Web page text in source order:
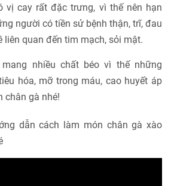
vị cay rất đặc trưng, vì thế nên hạn
người có tiền sử bệnh thận, trĩ, đau
liên quan đến tim mạch, sỏi mật.
nhiều chất béo vì thế những
hóa, mỡ trong máu, cao huyết áp
chân gà nhé!
dẫn cách làm món chân gà xào